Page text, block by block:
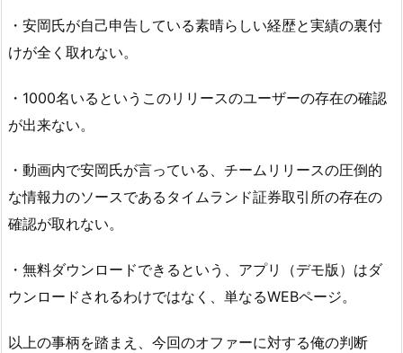
・安岡氏が自己申告している素晴らしい経歴と実績の裏付
けが全く取れない。
・1000名いるというこのリリースのユーザーの存在の確認
が出来ない。
・動画内で安岡氏が言っている、チームリリースの圧倒的
な情報力のソースであるタイムランド証券取引所の存在の
確認が取れない。
・無料ダウンロードできるという、アプリ（デモ版）はダ
ウンロードされるわけではなく、単なるWEBページ。
以上の事柄を踏まえ、今回のオファーに対する俺の判断